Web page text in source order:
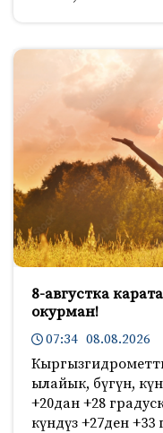
8-августка
окурман!
07:34 08.08.2026
ылайык, бүгүн,
+20дан +28
күндүз +27ден +33